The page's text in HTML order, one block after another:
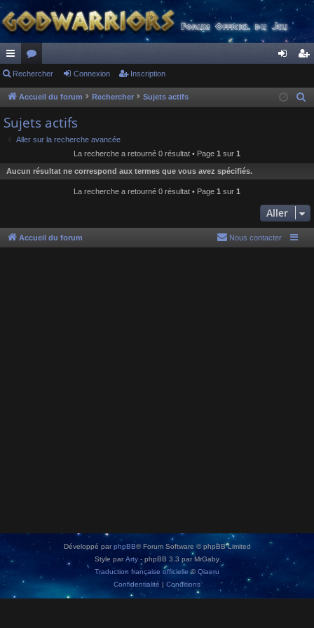
ac
co
ur
ci
or
u
s
ne cri
Rechercher Connexion Inscription
Accueil du forum Rechercher Sujets actifs
h
e
Sujets actifs
Aller sur la recherche avancée
La recherche a retourné 0 résultat • Page 1 sur 1
Aucun résultat ne correspond aux termes que vous avez spécifiés.
La recherche a retourné 0 résultat • Page 1 sur 1
Aller
Accueil du forum Nous contacter
Développé par phpBB® Forum Software © phpBB Limited
Style parArty - phpBB 3.3 par MrGaby
Traduction française officielle ©Qiaeru
Confidentialité | Conditions